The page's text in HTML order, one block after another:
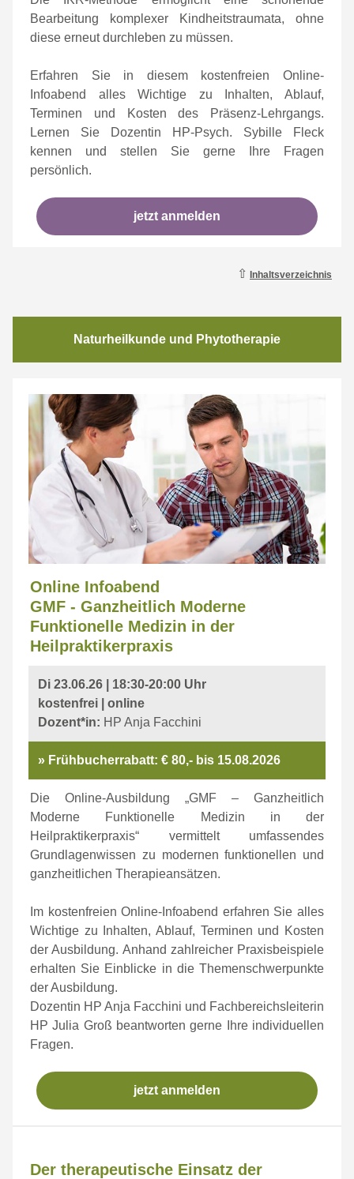
Bearbeitung komplexer Kindheitstraumata, ohne
diese erneut durchleben zu müssen.
Erfahren Sie in diesem kostenfreien Online-
Infoabend alles Wichtige zu Inhalten, Ablauf,
Terminen und Kosten des Präsenz-Lehrgangs.
Lernen Sie Dozentin HP-Psych. Sybille Fleck
kennen und stellen Sie gerne Ihre Fragen
persönlich.
jetzt anmelden
⇧ Inhaltsverzeichnis
Naturheilkunde und Phytotherapie
Online Infoabend
GMF - Ganzheitlich Moderne
Funktionelle Medizin in der
Heilpraktikerpraxis
Di 23.06.26 | 18:30-20:00 Uhr
kostenfrei | online
Dozent*in: HP Anja Facchini
» Frühbucherrabatt: € 80,- bis 15.08.2026
Die Online-Ausbildung „GMF – Ganzheitlich
Moderne Funktionelle Medizin in der
Heilpraktikerpraxis“ vermittelt umfassendes
Grundlagenwissen zu modernen funktionellen und
ganzheitlichen Therapieansätzen.
Im kostenfreien Online-Infoabend erfahren Sie alles
Wichtige zu Inhalten, Ablauf, Terminen und Kosten
der Ausbildung. Anhand zahlreicher Praxisbeispiele
erhalten Sie Einblicke in die Themenschwerpunkte
der Ausbildung.
Dozentin HP Anja Facchini und Fachbereichsleiterin
HP Julia Groß beantworten gerne Ihre individuellen
Fragen.
jetzt anmelden
Der therapeutische Einsatz der